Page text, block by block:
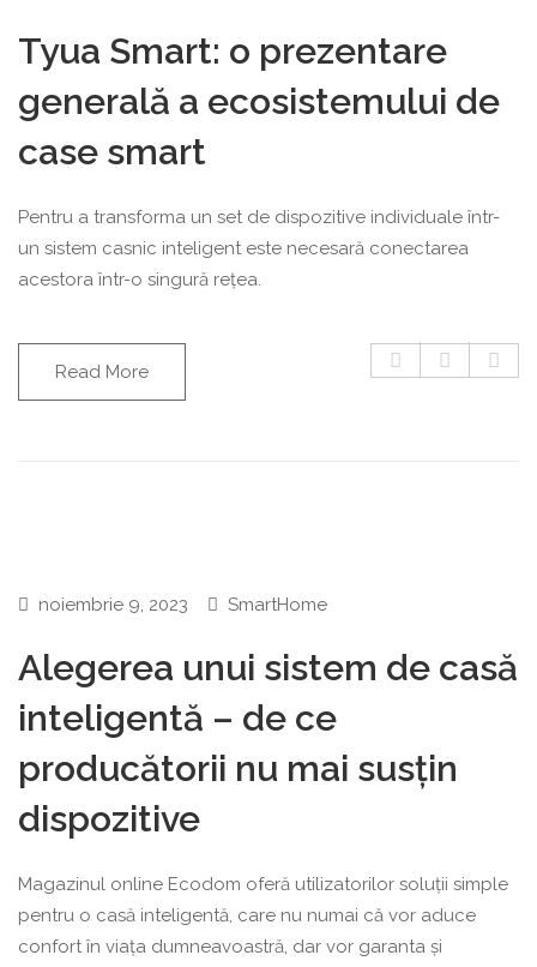
Tyua Smart: o prezentare
generală a ecosistemului de
case smart
Pentru a transforma un set de dispozitive individuale într-
un sistem casnic inteligent este necesară conectarea
acestora într-o singură rețea.
Read More
noiembrie 9, 2023 SmartHome
Alegerea unui sistem de casă
inteligentă – de ce
producătorii nu mai susțin
dispozitive
Magazinul online Ecodom oferă utilizatorilor soluții simple
pentru o casă inteligentă, care nu numai că vor aduce
confort în viața dumneavoastră, dar vor garanta și